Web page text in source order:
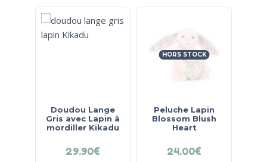
Doudou Lange
Gris avec Lapin à
mordiller Kikadu
29.90€
HORS STOCK
Peluche Lapin
Blossom Blush
Heart
24.00€